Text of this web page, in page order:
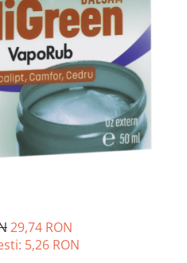
29,74 RON
5,26 RON